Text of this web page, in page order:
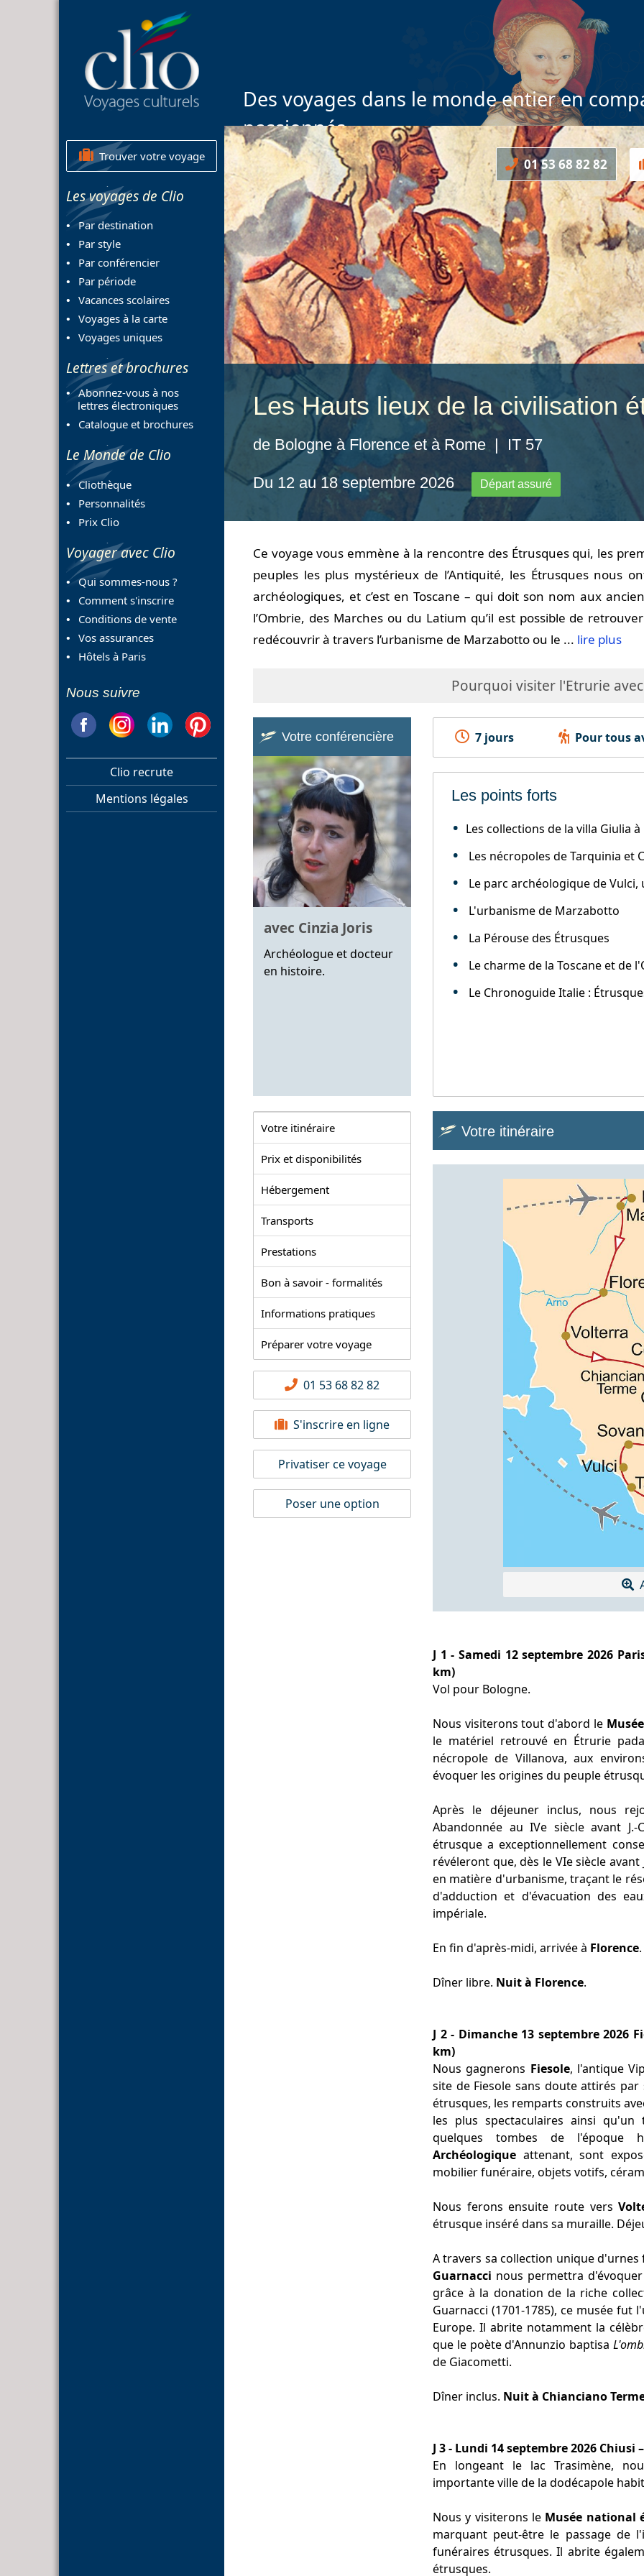
Des voyages dans le monde entier en
passionnés
Trouver votre voyage
Les voyages de Clio
Par destination
Par style
Par conférencier
Par période
Vacances scolaires
Voyages à la carte
Voyages uniques
Lettres et brochures
Abonnez-vous à nos
lettres électroniques
Catalogue et brochures
Le Monde de Clio
Cliothèque
Personnalités
Prix Clio
Voyager avec Clio
Qui sommes-nous ?
Comment s'inscrire
Conditions de vente
Vos assurances
Hôtels à Paris
Nous suivre
Clio recrute
Mentions légales
01 53 68 82 82
Les Hauts lieux de la civilisation
de Bologne à Florence et à Rome | IT 57
Du 12 au 18 septembre 2026 Départ assuré
Ce voyage vous emmène à la rencontre des Étrusques qui, les
peuples les plus mystérieux de l’Antiquité, les Étrusques nous
archéologiques, et c’est en Toscane – qui doit son nom aux
l’Ombrie, des Marches ou du Latium qu’il est possible de
redécouvrir à travers l’urbanisme de Marzabotto ou le ... lire plus
Pourquoi visiter l'Etrurie avec
Votre conférencière
avec Cinzia Joris
Archéologue et docteur
en histoire.
7 jours Pour tous
Les points forts
Les collections de la villa Giulia à
Les nécropoles de Tarquinia et
Le parc archéologique de
L'urbanisme de Marzabotto
La Pérouse des Étrusques
Le charme de la Toscane et de
Le Chronoguide Italie :
Votre itinéraire
Prix et disponibilités
Hébergement
Transports
Prestations
Bon à savoir - formalités
Informations pratiques
Préparer votre voyage
01 53 68 82 82
S'inscrire en ligne
Privatiser ce voyage
Poser une option
Votre itinéraire
J 1 - Samedi 12 septembre 2026
km)
Vol pour Bologne.
Nous visiterons tout d'abord le
le matériel retrouvé en Étrurie
nécropole de Villanova, aux
évoquer les origines du peuple
Après le déjeuner inclus, nous
Abandonnée au IVe siècle avant
étrusque a exceptionnellement
révéleront que, dès le VIe siècle
en matière d'urbanisme, traçant le
d'adduction et d'évacuation des
impériale.
En fin d'après-midi, arrivée à Florence.
Dîner libre. Nuit à Florence.
J 2 - Dimanche 13 septembre 2026
km)
Nous gagnerons Fiesole, l'antique
site de Fiesole sans doute attirés
étrusques, les remparts construits
les plus spectaculaires ainsi
quelques tombes de l'époque
Archéologique attenant, sont
mobilier funéraire, objets votifs,
Nous ferons ensuite route vers
étrusque inséré dans sa muraille.
A travers sa collection unique
Guarnacci nous permettra
grâce à la donation de la riche
Guarnacci (1701-1785), ce musée
Europe. Il abrite notamment la
que le poète d'Annunzio baptisa
de Giacometti.
Dîner inclus. Nuit à Chianciano
J 3 - Lundi 14 septembre 2026 Chiusi
En longeant le lac Trasimène,
importante ville de la dodécapole
Nous y visiterons le Musée national
marquant peut-être le passage de
funéraires étrusques. Il abrite
étrusques.